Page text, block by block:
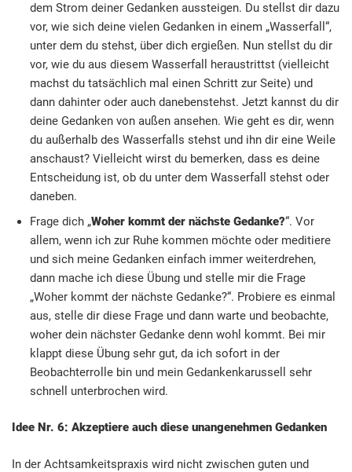
dem Strom deiner Gedanken aussteigen. Du stellst dir dazu
vor, wie sich deine vielen Gedanken in einem „Wasserfall“,
unter dem du stehst, über dich ergießen. Nun stellst du dir
vor, wie du aus diesem Wasserfall heraustrittst (vielleicht
machst du tatsächlich mal einen Schritt zur Seite) und
dann dahinter oder auch danebenstehst. Jetzt kannst du dir
deine Gedanken von außen ansehen. Wie geht es dir, wenn
du außerhalb des Wasserfalls stehst und ihn dir eine Weile
anschaust? Vielleicht wirst du bemerken, dass es deine
Entscheidung ist, ob du unter dem Wasserfall stehst oder
daneben.
Frage dich „Woher kommt der nächste Gedanke?“. Vor
allem, wenn ich zur Ruhe kommen möchte oder meditiere
und sich meine Gedanken einfach immer weiterdrehen,
dann mache ich diese Übung und stelle mir die Frage
„Woher kommt der nächste Gedanke?“. Probiere es einmal
aus, stelle dir diese Frage und dann warte und beobachte,
woher dein nächster Gedanke denn wohl kommt. Bei mir
klappt diese Übung sehr gut, da ich sofort in der
Beobachterrolle bin und mein Gedankenkarussell sehr
schnell unterbrochen wird.
Idee Nr. 6: Akzeptiere auch diese unangenehmen Gedanken
In der Achtsamkeitspraxis wird nicht zwischen guten und